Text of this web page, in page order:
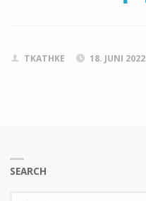
TKATHKE 18. JUNI 2022
SEARCH